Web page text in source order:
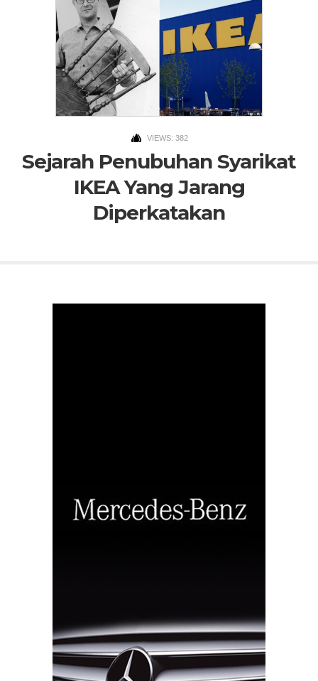
VIEWS: 382
Sejarah Penubuhan Syarikat
IKEA Yang Jarang
Diperkatakan